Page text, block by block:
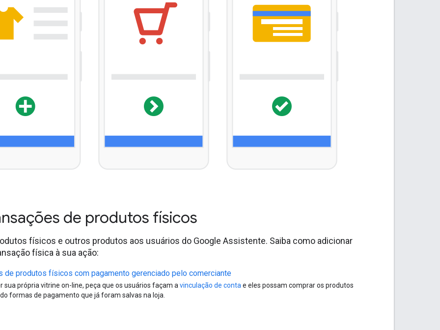
de produtos físicos
físicos e outros produtos aos usuários do Google Assistente. Saiba como adicionar
física à sua ação:
de produtos físicos com pagamento gerenciado pelo comerciante
sua própria vitrine on-line, peça que os usuários façam a vinculação de conta e eles possam comprar os produtos
formas de pagamento que já foram salvas na loja.